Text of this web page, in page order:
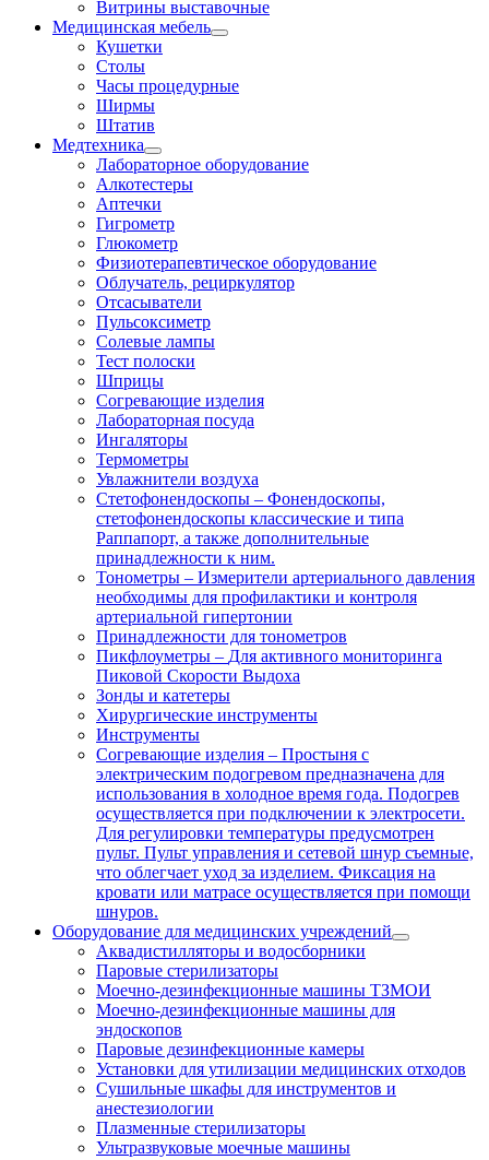
Витрины выставочные
Медицинская мебель
Кушетки
Столы
Часы процедурные
Ширмы
Штатив
Медтехника
Лабораторное оборудование
Алкотестеры
Аптечки
Гигрометр
Глюкометр
Физиотерапевтическое оборудование
Облучатель, рециркулятор
Отсасыватели
Пульсоксиметр
Солевые лампы
Тест полоски
Шприцы
Согревающие изделия
Лабораторная посуда
Ингаляторы
Термометры
Увлажнители воздуха
Стетофонендоскопы – Фонендоскопы,
стетофонендоскопы классические и типа
Раппапорт, а также дополнительные
принадлежности к ним.
Тонометры – Измерители артериального давления
необходимы для профилактики и контроля
артериальной гипертонии
Принадлежности для тонометров
Пикфлоуметры – Для активного мониторинга
Пиковой Скорости Выдоха
Зонды и катетеры
Хирургические инструменты
Инструменты
Согревающие изделия – Простыня с
электрическим подогревом предназначена для
использования в холодное время года. Подогрев
осуществляется при подключении к электросети.
Для регулировки температуры предусмотрен
пульт. Пульт управления и сетевой шнур съемные,
что облегчает уход за изделием. Фиксация на
кровати или матрасе осуществляется при помощи
шнуров.
Оборудование для медицинских учреждений
Аквадистилляторы и водосборники
Паровые стерилизаторы
Моечно-дезинфекционные машины ТЗМОИ
Моечно-дезинфекционные машины для
эндоскопов
Паровые дезинфекционные камеры
Установки для утилизации медицинских отходов
Сушильные шкафы для инструментов и
анестезиологии
Плазменные стерилизаторы
Ультразвуковые моечные машины